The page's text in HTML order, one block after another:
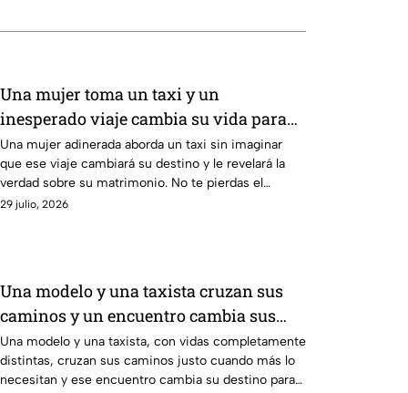
Una mujer toma un taxi y un
inesperado viaje cambia su vida para
siempre. | Rutas de la Vida: "Alacrán al
pecho"
Una mujer adinerada aborda un taxi sin imaginar
que ese viaje cambiará su destino y le revelará la
verdad sobre su matrimonio. No te pierdas el
capítulo completo de “Alacrán al pecho” de Rutas de
29 julio, 2026
Una modelo y una taxista cruzan sus
caminos y un encuentro cambia sus
vidas para siempre. | Rutas de la Vida:
"Amanecer"
Una modelo y una taxista, con vidas completamente
distintas, cruzan sus caminos justo cuando más lo
necesitan y ese encuentro cambia su destino para